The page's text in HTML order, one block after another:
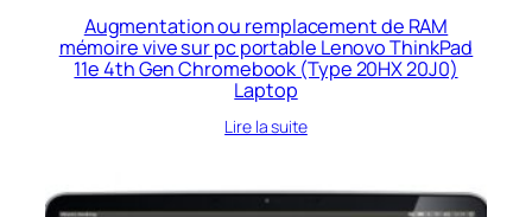
Augmentation ou remplacement de RAM
mémoire vive sur pc portable Lenovo ThinkPad
11e 4th Gen Chromebook (Type 20HX 20J0)
Laptop
Lire la suite